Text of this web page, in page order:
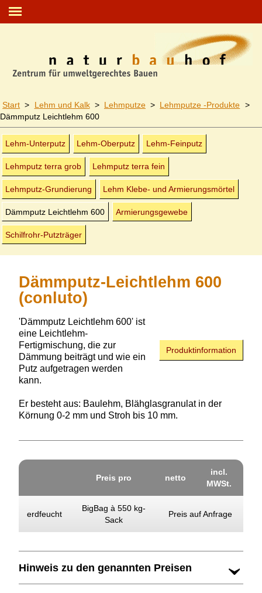
Start > Lehm und Kalk > Lehmputze > Lehmputze -Produkte >
Dämmputz Leichtlehm 600
Lehm-Unterputz Lehm-Oberputz Lehm-Feinputz
Lehmputz terra grob Lehmputz terra fein
Lehmputz-Grundierung Lehm Klebe- und Armierungsmörtel
Dämmputz Leichtlehm 600 Armierungsgewebe
Schilfrohr-Putzträger
Dämmputz-Leichtlehm 600
(conluto)
Produktinformation
'Dämmputz Leichtlehm 600' ist
eine Leichtlehm-
Fertigmischung, die zur
Dämmung beiträgt und wie ein
Putz aufgetragen werden
kann.
Er besteht aus: Baulehm, Blähglasgranulat in der
Körnung 0-2 mm und Stroh bis 10 mm.
Preis pro netto
incl.
MWSt.
erdfeucht
BigBag à 550 kg-
Sack
Preis auf Anfrage
Hinweis zu den genannten Preisen